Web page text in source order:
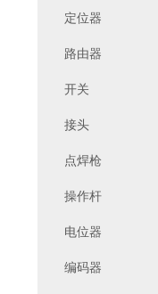
定位器
路由器
开关
接头
点焊枪
操作杆
电位器
编码器